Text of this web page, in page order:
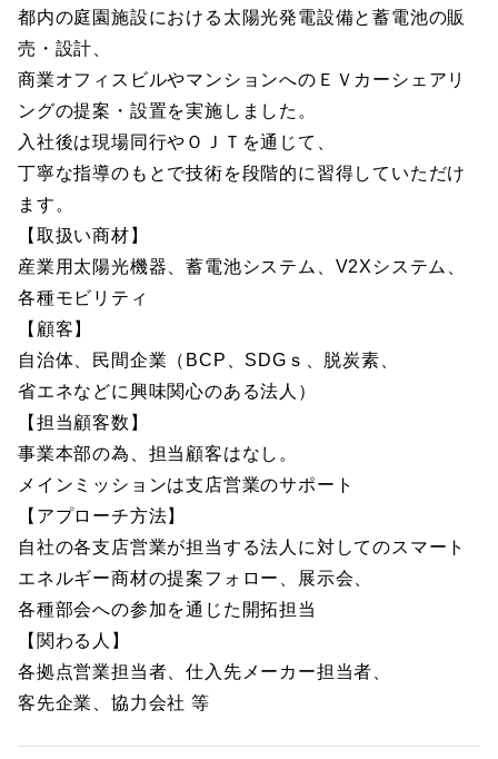
都内の庭園施設における太陽光発電設備と蓄電池の販
売・設計、
商業オフィスビルやマンションへのＥＶカーシェアリ
ングの提案・設置を実施しました。
入社後は現場同行やＯＪＴを通じて、
丁寧な指導のもとで技術を段階的に習得していただけ
ます。
【取扱い商材】
産業用太陽光機器、蓄電池システム、V2Xシステム、
各種モビリティ
【顧客】
自治体、民間企業（BCP、SDGｓ、脱炭素、
省エネなどに興味関心のある法人）
【担当顧客数】
事業本部の為、担当顧客はなし。
メインミッションは支店営業のサポート
【アプローチ方法】
自社の各支店営業が担当する法人に対してのスマート
エネルギー商材の提案フォロー、展示会、
各種部会への参加を通じた開拓担当
【関わる人】
各拠点営業担当者、仕入先メーカー担当者、
客先企業、協力会社 等